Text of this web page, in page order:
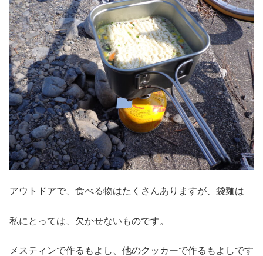
アウトドアで、食べる物はたくさんありますが、袋麺は
私にとっては、欠かせないものです。
メスティンで作るもよし、他のクッカーで作るもよしです